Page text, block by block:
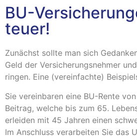
BU-
teuer!
Zunächst sollte man sich
Geld der Versicherungsnehmer
ringen. Eine (vereinfachte)
Sie vereinbaren eine BU-Rente
Beitrag, welche bis zum 65.
erleiden mit 45 Jahren einen
Im Anschluss verarbeiten Sie das